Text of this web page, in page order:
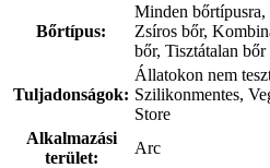
Bőrtípus:
Minden bőrtípusra,
Zsíros bőr,
bőr, Tisztátalan bőr
Tuljadonságok:
Állatokon nem
Szilikonmentes,
Store
Alkalmazási
terület:
Arc